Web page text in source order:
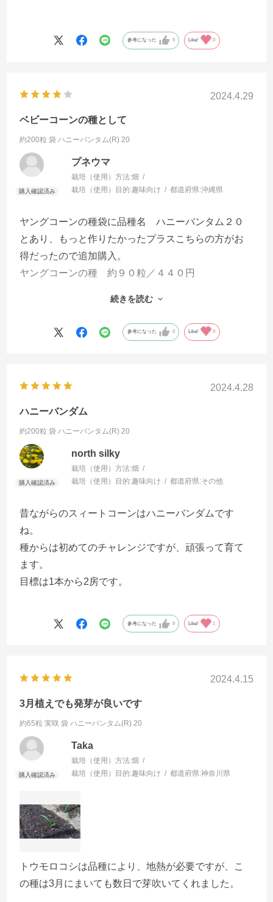
参考になった 0 Like! 0
2024.4.29
ベビーコーンの種として
約200粒 袋 ハニーバンタム(R) 20
プネウマ
栽培（使用）方法:畑
栽培（使用）目的:趣味向け 都道府県:沖縄県
ヤングコーンの種袋に品種名 ハニーバンタム２０
とあり、もっと作りたかったプラスこちらの方がお
得だったので追加購入。
ヤングコーンの種 約９０粒／４４０円
大きくはしてないですがヤングコーンとしてちゃん
と収穫できました。カラスや虫にやられないうちに
続きを読む
参考になった 0 Like! 0
2024.4.28
ハニーバンダム
約200粒 袋 ハニーバンタム(R) 20
north silky
栽培（使用）方法:畑
栽培（使用）目的:趣味向け 都道府県:その他
昔ながらのスィートコーンはハニーバンダムです
ね。
種からは初めてのチャレンジですが、頑張って育て
ます。
目標は1本から2房です。
参考になった 0 Like! 1
2024.4.15
3月植えでも発芽が良いです
約65粒 実咲 袋 ハニーバンタム(R) 20
Taka
栽培（使用）方法:畑
栽培（使用）目的:趣味向け 都道府県:神奈川県
トウモロコシは品種により、地熱が必要ですが、こ
の種は3月にまいても数日で芽吹いてくれました。